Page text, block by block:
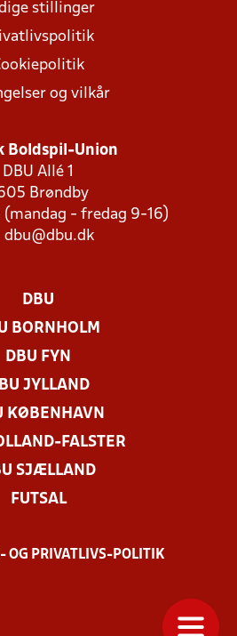
stillinger
og vilkår
Boldspil-Union
DBU Allé 1
Brøndby
(mandag - fredag 9-16)
dbu@dbu.dk
DBU
BORNHOLM
DBU FYN
JYLLAND
KØBENHAVN
FALSTER
SJÆLLAND
FUTSAL
OG PRIVATLIVS-POLITIK